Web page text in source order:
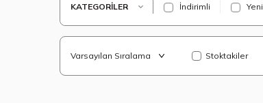
KATEGORILER İndirimli Yeni
Stoktakiler